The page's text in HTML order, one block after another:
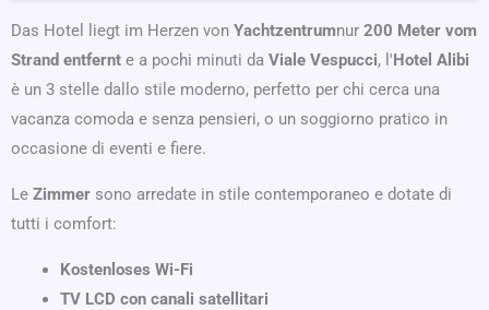
Das Hotel liegt im Herzen von Yachtzentrumnur 200 Meter vom
Strand entfernt e a pochi minuti da Viale Vespucci, l'Hotel Alibi
è un 3 stelle dallo stile moderno, perfetto per chi cerca una
vacanza comoda e senza pensieri, o un soggiorno pratico in
occasione di eventi e fiere.
Le Zimmer sono arredate in stile contemporaneo e dotate di
tutti i comfort:
Kostenloses Wi-Fi
TV LCD con canali satellitari